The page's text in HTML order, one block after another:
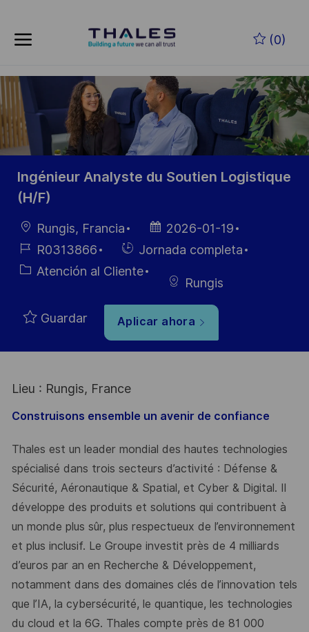
(0)
-
Ingénieur Analyste du Soutien Logistique
(H/F)
Ubicación
Rungis, Francia
Fecha de
publicación
2026-01-19
ID de
empleo
R0313866
Hiring
Type
Jornada completa
Categoría
Atención al Cliente
Rungis
Guardar Aplicar ahora
Lieu : Rungis, France
Construisons ensemble un avenir de confiance
Thales est un leader mondial des hautes technologies
spécialisé dans trois secteurs d’activité : Défense &
Sécurité, Aéronautique & Spatial, et Cyber & Digital. Il
développe des produits et solutions qui contribuent à
un monde plus sûr, plus respectueux de l’environnement
et plus inclusif. Le Groupe investit près de 4 milliards
d’euros par an en Recherche & Développement,
notamment dans des domaines clés de l’innovation tels
que l’IA, la cybersécurité, le quantique, les technologies
du cloud et la 6G. Thales compte près de 81 000